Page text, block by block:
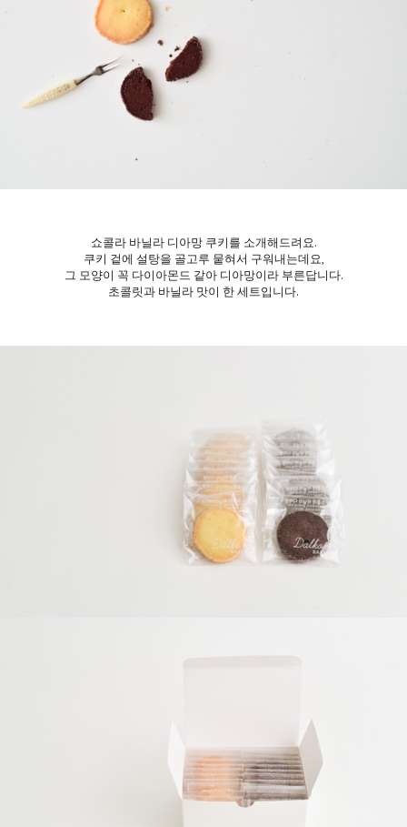
쇼콜라 바닐라 디아망 쿠키를 소개해드려요.
쿠키 겉에 설탕을 골고루 뭍혀서 구워내는데요,
그 모양이 꼭 다이아몬드 같아 디아망이라 부른답니다.
초콜릿과 바닐라 맛이 한 세트입니다.